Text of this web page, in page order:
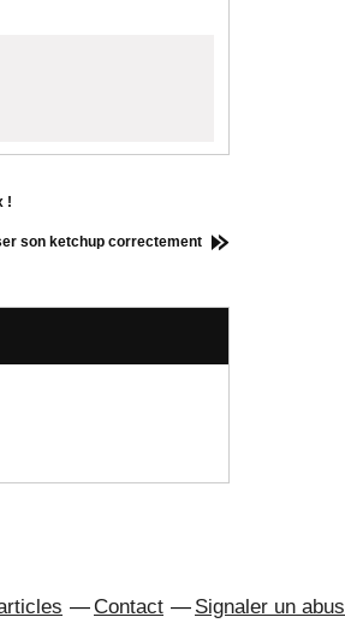
!
son ketchup correctement
Contact Signaler un abus